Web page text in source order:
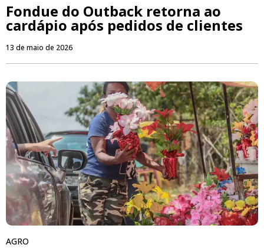
Fondue do Outback retorna ao
cardápio após pedidos de clientes
13 de maio de 2026
AGRO